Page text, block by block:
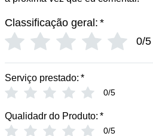
Classificação geral: *
0/5
Serviço prestado: *
0/5
Qualidadr do Produto: *
0/5